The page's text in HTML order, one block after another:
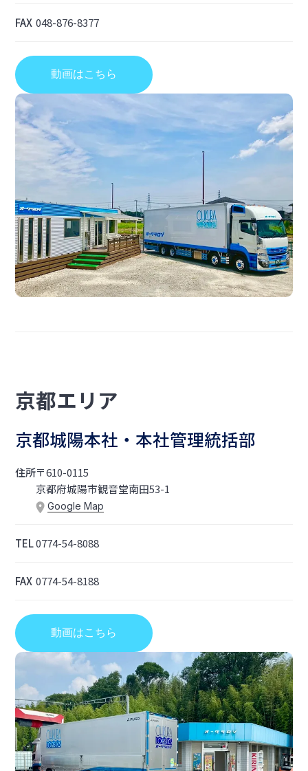
FAX 048-876-8377
動画はこちら
京都エリア
京都城陽本社・本社管理統括部
住所〒610-0115
京都府城陽市観音堂南田53-1
Google Map
TEL0774-54-8088
FAX 0774-54-8188
動画はこちら